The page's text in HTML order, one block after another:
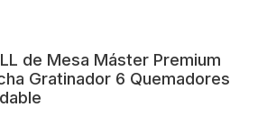
de Mesa Máster Premium
Gratinador 6 Quemadores